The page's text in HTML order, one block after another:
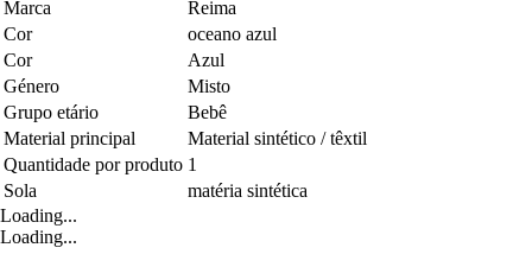
Marca
Reima
Cor
oceano azul
Cor
Azul
Género
Misto
Grupo etário
Bebê
Material principal
Material sintético / têxtil
Quantidade por produto 1
Sola
matéria sintética
Loading...
Loading...